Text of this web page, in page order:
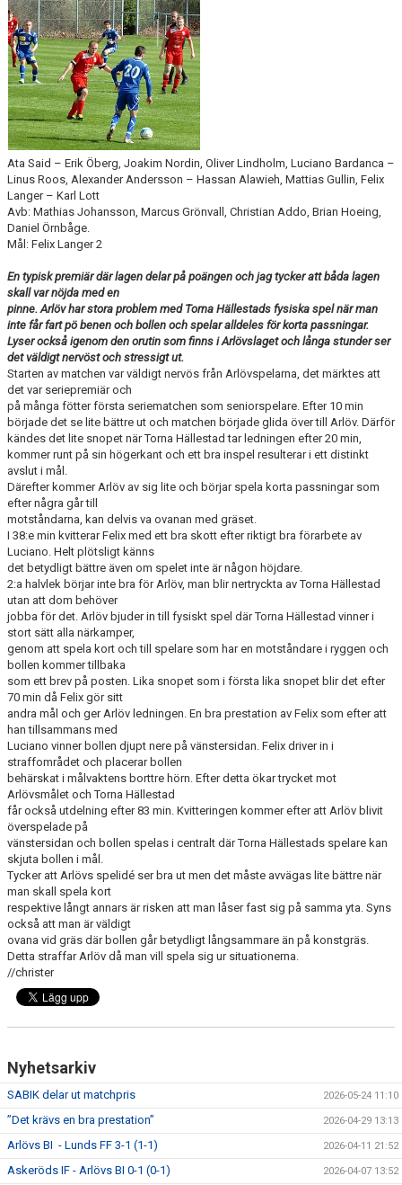
Ata Said – Erik Öberg, Joakim Nordin, Oliver Lindholm, Luciano Bardanca –
Linus Roos, Alexander Andersson – Hassan Alawieh, Mattias Gullin, Felix
Langer – Karl Lott
Avb: Mathias Johansson, Marcus Grönvall, Christian Addo, Brian Hoeing,
Daniel Örnbåge.
Mål: Felix Langer 2
En typisk premiär där lagen delar på poängen och jag tycker att båda lagen
skall var nöjda med en
pinne. Arlöv har stora problem med Torna Hällestads fysiska spel när man
inte får fart pö benen och bollen och spelar alldeles för korta passningar.
Lyser också igenom den orutin som finns i Arlövslaget och långa stunder ser
det väldigt nervöst och stressigt ut.
Starten av matchen var väldigt nervös från Arlövspelarna, det märktes att
det var seriepremiär och
på många fötter första seriematchen som seniorspelare. Efter 10 min
började det se lite bättre ut och matchen började glida över till Arlöv. Därför
kändes det lite snopet när Torna Hällestad tar ledningen efter 20 min,
kommer runt på sin högerkant och ett bra inspel resulterar i ett distinkt
avslut i mål.
Därefter kommer Arlöv av sig lite och börjar spela korta passningar som
efter några går till
motståndarna, kan delvis va ovanan med gräset.
I 38:e min kvitterar Felix med ett bra skott efter riktigt bra förarbete av
Luciano. Helt plötsligt känns
det betydligt bättre även om spelet inte är någon höjdare.
2:a halvlek börjar inte bra för Arlöv, man blir nertryckta av Torna Hällestad
utan att dom behöver
jobba för det. Arlöv bjuder in till fysiskt spel där Torna Hällestad vinner i
stort sätt alla närkamper,
genom att spela kort och till spelare som har en motståndare i ryggen och
bollen kommer tillbaka
som ett brev på posten. Lika snopet som i första lika snopet blir det efter
70 min då Felix gör sitt
andra mål och ger Arlöv ledningen. En bra prestation av Felix som efter att
han tillsammans med
Luciano vinner bollen djupt nere på vänstersidan. Felix driver in i
straffområdet och placerar bollen
behärskat i målvaktens borttre hörn. Efter detta ökar trycket mot
Arlövsmålet och Torna Hällestad
får också utdelning efter 83 min. Kvitteringen kommer efter att Arlöv blivit
överspelade på
vänstersidan och bollen spelas i centralt där Torna Hällestads spelare kan
skjuta bollen i mål.
Tycker att Arlövs spelidé ser bra ut men det måste avvägas lite bättre när
man skall spela kort
respektive långt annars är risken att man låser fast sig på samma yta. Syns
också att man är väldigt
ovana vid gräs där bollen går betydligt långsammare än på konstgräs.
Detta straffar Arlöv då man vill spela sig ur situationerna.
//christer
Nyhetsarkiv
SABIK delar ut matchpris 2026-05-24 11:10
”Det krävs en bra prestation” 2026-04-29 13:13
Arlövs BI - Lunds FF 3-1 (1-1) 2026-04-11 21:52
Askeröds IF - Arlövs BI 0-1 (0-1) 2026-04-07 13:52